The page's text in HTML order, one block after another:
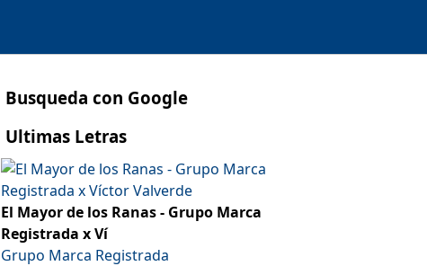
Busqueda con Google
Ultimas Letras
El Mayor de los Ranas - Grupo Marca
Registrada x Ví
Grupo Marca Registrada